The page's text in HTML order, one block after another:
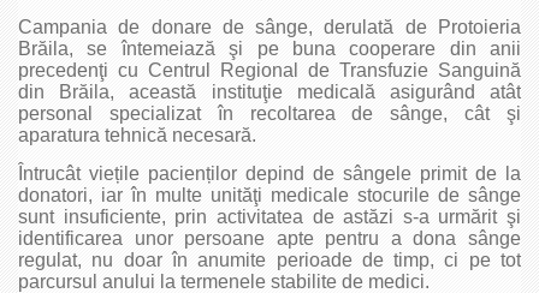
Campania de donare de sânge, derulată de Protoieria
Brăila, se întemeiază şi pe buna cooperare din anii
precedenţi cu Centrul Regional de Transfuzie Sanguină
din Brăila, această instituţie medicală asigurând atât
personal specializat în recoltarea de sânge, cât şi
aparatura tehnică necesară.
Întrucât viețile pacienților depind de sângele primit de la
donatori, iar în multe unităţi medicale stocurile de sânge
sunt insuficiente, prin activitatea de astăzi s-a urmărit şi
identificarea unor persoane apte pentru a dona sânge
regulat, nu doar în anumite perioade de timp, ci pe tot
parcursul anului la termenele stabilite de medici.